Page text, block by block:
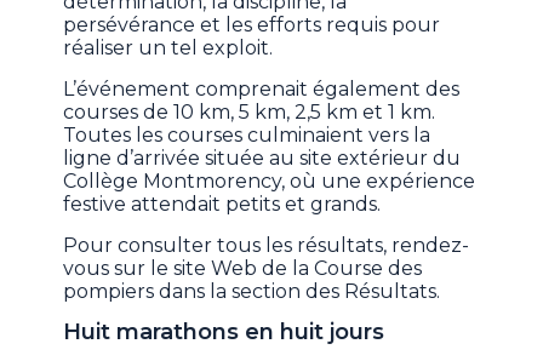
persévérance et les efforts requis pour
réaliser un tel exploit.
L’événement comprenait également des
courses de 10 km, 5 km, 2,5 km et 1 km.
Toutes les courses culminaient vers la
ligne d’arrivée située au site extérieur du
Collège Montmorency, où une expérience
festive attendait petits et grands.
Pour consulter tous les résultats, rendez-
vous sur le site Web de la Course des
pompiers dans la section des Résultats.
Huit marathons en huit jours